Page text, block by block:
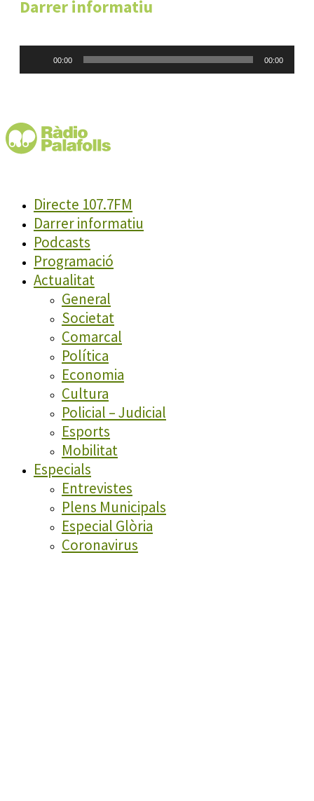
Darrer informatiu
00:00 00:00
Directe 107.7FM
Darrer informatiu
Podcasts
Programació
Actualitat
General
Societat
Comarcal
Política
Economia
Cultura
Policial – Judicial
Esports
Mobilitat
Especials
Entrevistes
Plens Municipals
Especial Glòria
Coronavirus